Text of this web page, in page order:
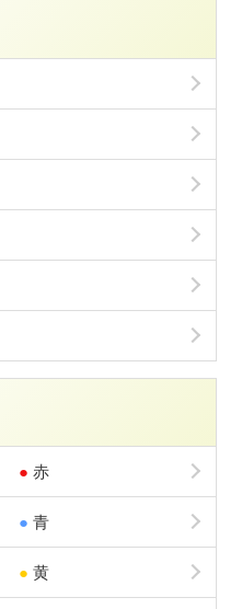
● 赤
● 青
● 黄